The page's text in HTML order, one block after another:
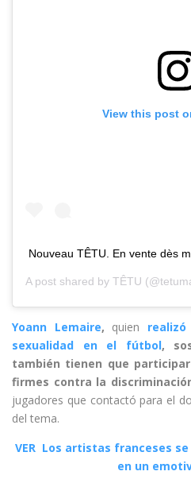
View this post
Nouveau TÊTU. En vente dès
A post shared by TÊTU
Yoann Lemaire, quien
sexualidad en el fútbol,
también tienen que
firmes contra la
jugadores que contactó para el
del tema.
VER Los artistas franceses
en un